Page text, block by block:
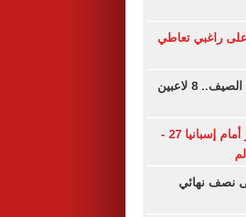
راغبي تعاطي
قائمة الراحلين عن الأهلي فى الصيف.. 8 لاعبين
منتخب ناشئات كرة اليد يخسر أمام إسبانيا 27 -
نصف نهائي